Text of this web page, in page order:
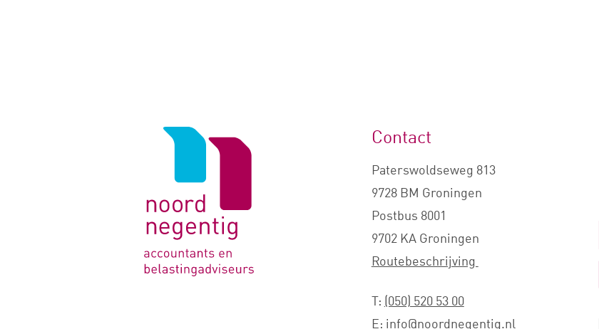
Logo
Contact
Paterswoldseweg 813
9728 BM Groningen
Postbus 8001
9702 KA Groningen
Routebeschrijving
T: (050) 520 53 00
E: info@noordnegentig.nl